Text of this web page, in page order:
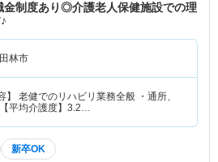
金制度あり◎介護老人保健施設での理
林市
】 老健でのリハビリ業務全般 ・通所、
平均介護度】3.2…
新卒OK